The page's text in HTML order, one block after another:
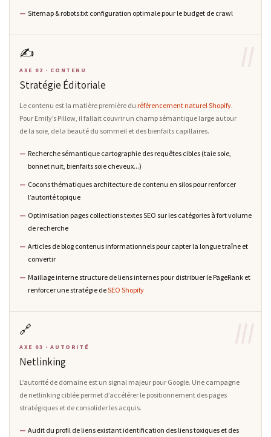
Sitemap & robots.txt configuration optimale pour le budget de crawl
✍️
AXE 02 · CONTENU
Stratégie Éditoriale
Le contenu est la matière première du référencement naturel Shopify.
Pour Emily’s Pillow, il fallait couvrir un champ sémantique large autour
de la soie, de la beauté du sommeil et des bienfaits capillaires.
Recherche sémantique cartographie des requêtes cibles (taie soie,
bonnet nuit, bienfaits soie cheveux...)
Cocons thématiques architecture de contenu en silos pour renforcer
l’autorité topique
Optimisation pages collections textes SEO sur les catégories à fort volume
de recherche
Articles de blog contenus informationnels pour capter la longue traîne et
convertir
Maillage interne structure de liens internes pour distribuer le PageRank et
renforcer une stratégie deSEO Shopify
🔗
AXE 03 · AUTORITÉ
Netlinking
L’autorité de domaine est un signal majeur pour Google. Une campagne
de netlinking ciblée permet d’accélérer le positionnement des pages
stratégiques et de consolider les acquis.
Audit du profil de liens existant identification des liens toxiques et des